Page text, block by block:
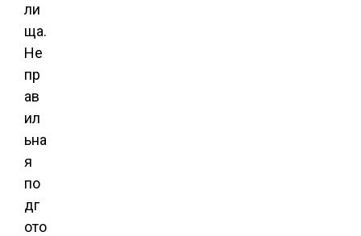
ли
ща.
Не
пр
ав
ил
ьна
я
по
дг
ото